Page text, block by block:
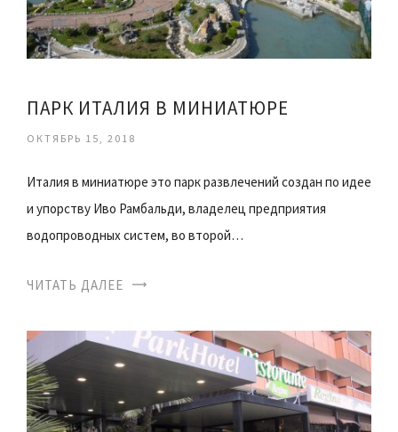
ПАРК ИТАЛИЯ В МИНИАТЮРЕ
ОКТЯБРЬ 15, 2018
Италия в миниатюре это парк развлечений создан по идее
и упорству Иво Рамбальди, владелец предприятия
водопроводных систем, во второй…
ЧИТАТЬ ДАЛЕЕ